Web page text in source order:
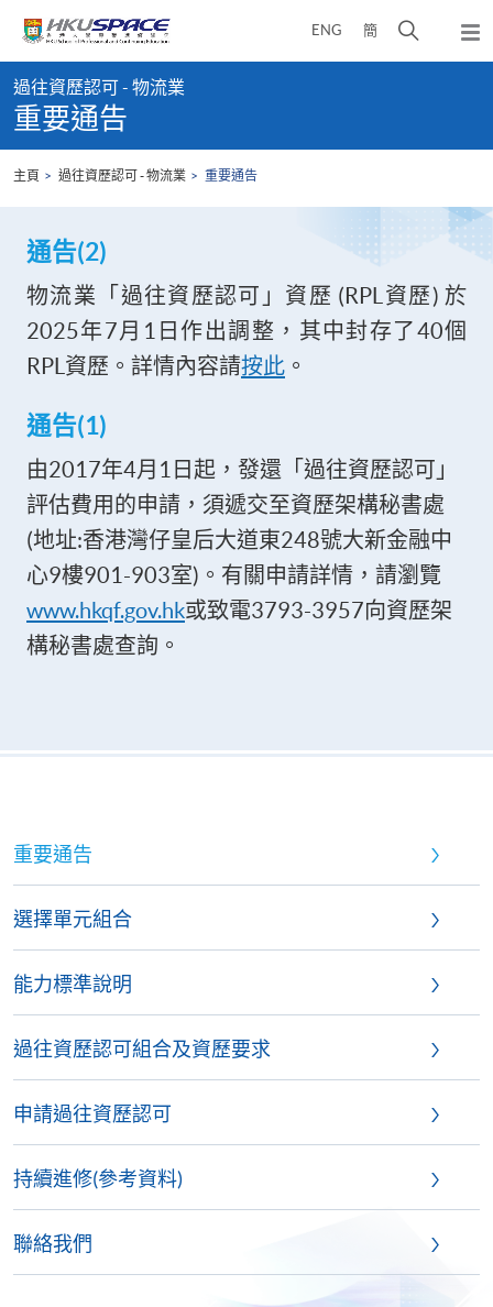
content
ENG 簡
開
彈
出
content
start
過往資歷認可 - 物流業
重要通告
主頁 過往資歷認可 - 物流業 重要通告
通告(2)
物流業「過往資歷認可」資歷 (RPL資歷) 於
2025年7月1日作出調整，其中封存了40個
RPL資歷。詳情內容請按此 。
通告(1)
由2017年4月1日起，發還「過往資歷認可」
評估費用的申請，須遞交至資歷架構秘書處
(地址:香港灣仔皇后大道東248號大新金融中
心9樓901-903室)。有關申請詳情，請瀏覽
www.hkqf.gov.hk或致電3793-3957向資歷架
構秘書處查詢。
重要通告
選擇單元組合
能力標準說明
過往資歷認可組合及資歷要求
申請過往資歷認可
持續進修(參考資料)
聯絡我們